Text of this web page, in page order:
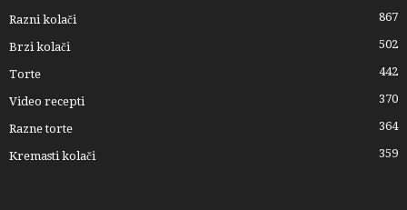
Razni kolači 867
Brzi kolači 502
Torte 442
Video recepti 370
Razne torte 364
Kremasti kolači 359